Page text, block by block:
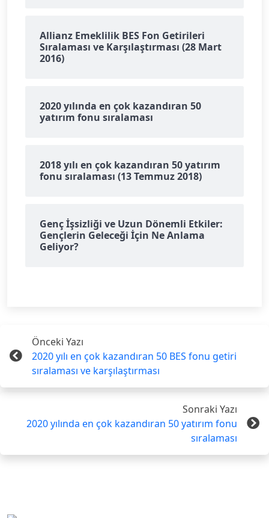
Allianz Emeklilik BES Fon Getirileri
Sıralaması ve Karşılaştırması (28 Mart
2016)
2020 yılında en çok kazandıran 50
yatırım fonu sıralaması
2018 yılı en çok kazandıran 50 yatırım
fonu sıralaması (13 Temmuz 2018)
Genç İşsizliği ve Uzun Dönemli Etkiler:
Gençlerin Geleceği İçin Ne Anlama
Geliyor?
Önceki Yazı
2020 yılı en çok kazandıran 50 BES fonu getiri
sıralaması ve karşılaştırması
Sonraki Yazı
2020 yılında en çok kazandıran 50 yatırım fonu
sıralaması